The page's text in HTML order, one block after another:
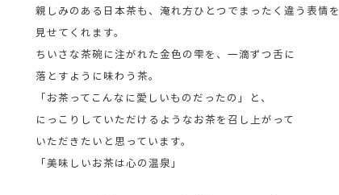
親しみのある日本茶も、淹れ方ひとつでまったく違う表情を
見せてくれます。
ちいさな茶碗に注がれた金色の雫を、一滴ずつ舌に
落とすように味わう茶。
「お茶ってこんなに愛しいものだったの」と、
にっこりしていただけるようなお茶を召し上がって
いただきたいと思っています。
「美味しいお茶は心の温泉」